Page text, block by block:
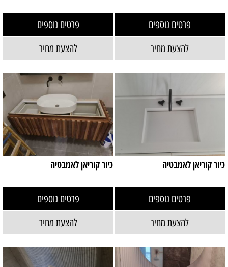
פרטים נוספים
להצעת מחיר
פרטים נוספים
להצעת מחיר
כיור קוריאן לאמבטיה
פרטים נוספים
להצעת מחיר
כיור קוריאן לאמבטיה
פרטים נוספים
להצעת מחיר